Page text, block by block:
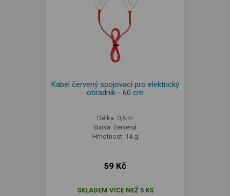
Kabel červený spojovací pro elektrický
ohradník - 60 cm
Délka: 0,6 m
Barva: červená
Hmotnost: 14 g
59 Kč
SKLADEM VÍCE NEŽ 5 KS